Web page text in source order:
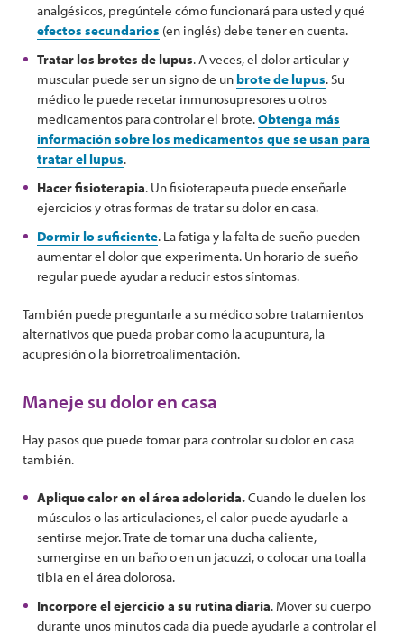
analgésicos, pregúntele cómo funcionará para usted y qué
efectos secundarios (en inglés) debe tener en cuenta.
Tratar los brotes de lupus. A veces, el dolor articular y
muscular puede ser un signo de unbrote de lupus. Su
médico le puede recetar inmunosupresores u otros
medicamentos para controlar el brote.Obtenga más
información sobre los medicamentos que se usan para
tratar el lupus.
Hacer fisioterapia. Un fisioterapeuta puede enseñarle
ejercicios y otras formas de tratar su dolor en casa.
Dormir lo suficiente. La fatiga y la falta de sueño pueden
aumentar el dolor que experimenta. Un horario de sueño
regular puede ayudar a reducir estos síntomas.
También puede preguntarle a su médico sobre tratamientos
alternativos que pueda probar como la acupuntura, la
acupresión o la biorretroalimentación.
Maneje su dolor en casa
Hay pasos que puede tomar para controlar su dolor en casa
también.
Aplique calor en el área adolorida.Cuando le duelen los
músculos o las articulaciones, el calor puede ayudarle a
sentirse mejor. Trate de tomar una ducha caliente,
sumergirse en un baño o en un jacuzzi, o colocar una toalla
tibia en el área dolorosa.
Incorpore el ejercicio a su rutina diaria. Mover su cuerpo
durante unos minutos cada día puede ayudarle a controlar el